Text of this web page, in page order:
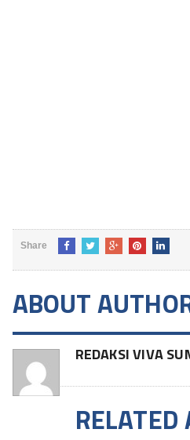
Share
ABOUT
REDAKSI VIVA
RELATED